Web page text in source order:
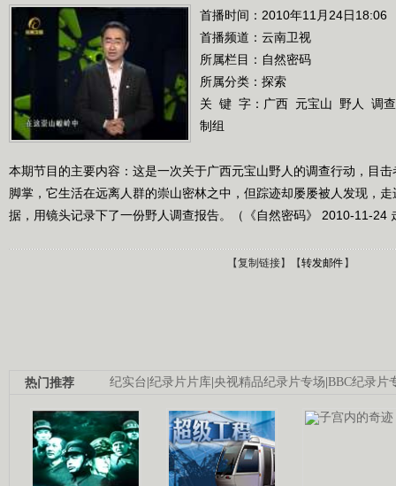
首播时间：2010年11月24日18:06
首播频道： 云南卫视
所属栏目： 自然密码
所属分类：探索
关 键 字： 广西 元宝山 野人
调查
制组
本期节目的主要内容：这是一次关于广西元宝山野人的调查行动，目
脚掌，它生活在远离人群的崇山密林之中，但踪迹却屡屡被人发现，
据，用镜头记录下了一份野人调查报告。（《自然密码》 2010-11-24
【复制链接】【转发邮件 】
纪实台 纪录片片库 央视精品纪录片专场 BBC纪录片
热门推荐